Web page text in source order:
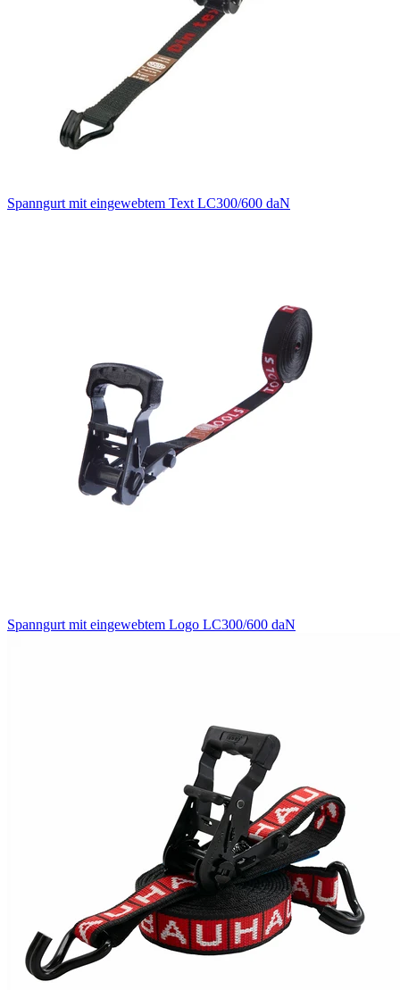
Spanngurt mit eingewebtem Text LC300/600 daN
Spanngurt mit eingewebtem Logo LC300/600 daN